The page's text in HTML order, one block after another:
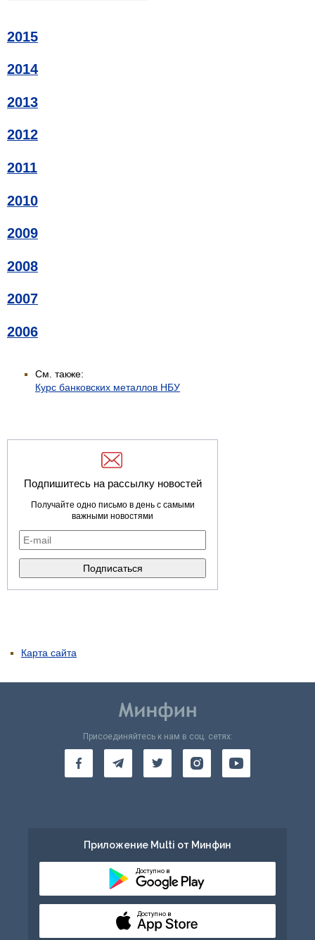
2015
2014
2013
2012
2011
2010
2009
2008
2007
2006
См. также:
Курс банковских металлов НБУ
Подпишитесь на рассылку новостей
Получайте одно письмо в день с самыми
важными новостями
Карта сайта
Присоединяйтесь к нам в соц. сетях:
Приложение Multi от Минфин
Доступно в
Доступно в